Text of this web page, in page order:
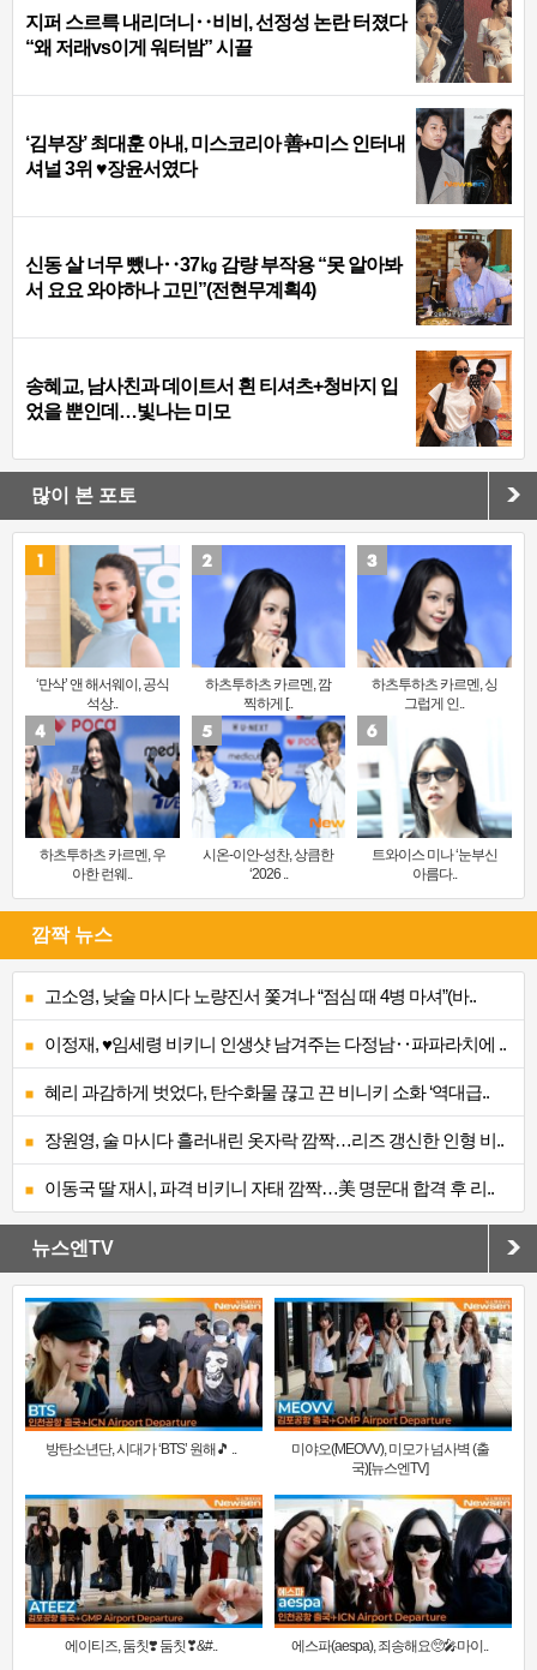
지퍼 스르륵 내리더니‥비비, 선정성 논란 터졌다
“왜 저래vs이게 워터밤” 시끌
‘김부장’ 최대훈 아내, 미스코리아 善+미스 인터내
셔널 3위 ♥장윤서였다
신동 살 너무 뺐나‥37㎏ 감량 부작용 “못 알아봐
서 요요 와야하나 고민”(전현무계획4)
송혜교, 남사친과 데이트서 흰 티셔츠+청바지 입
었을 뿐인데…빛나는 미모
많이 본 포토
‘만삭’ 앤 해서웨이, 공식
석상..
하츠투하츠 카르멘, 깜
찍하게 [..
하츠투하츠 카르멘, 싱
그럽게 인..
하츠투하츠 카르멘, 우
아한 런웨..
시온-이안-성찬, 상큼한
‘2026 ..
트와이스 미나 ‘눈부신
아름다..
깜짝 뉴스
고소영, 낮술 마시다 노량진서 쫓겨나 “점심 때 4병 마셔”(바..
이정재, ♥임세령 비키니 인생샷 남겨주는 다정남‥파파라치에 ..
혜리 과감하게 벗었다, 탄수화물 끊고 끈 비니키 소화 ‘역대급..
장원영, 술 마시다 흘러내린 옷자락 깜짝…리즈 갱신한 인형 비..
이동국 딸 재시, 파격 비키니 자태 깜짝…美 명문대 합격 후 리..
뉴스엔TV
방탄소년단, 시대가 ‘BTS’ 원해🎵 ..
미야오(MEOVV), 미모가 넘사벽 (출
국)[뉴스엔TV]
에이티즈, 둠칫❣️ 둠칫❣&#.. 에스파(aespa), 죄송해요🥺🎤마이..